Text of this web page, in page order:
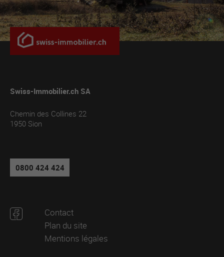
Swiss-Immobilier.ch SA
Chemin des Collines 22
1950 Sion
0800 424 424
Contact
Plan du site
Mentions légales